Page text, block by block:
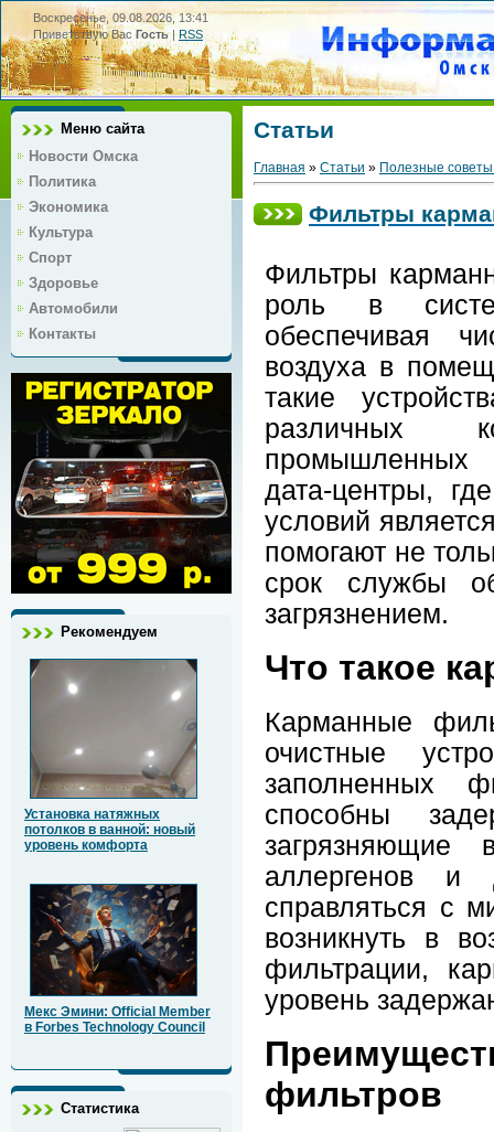
Воскресенье, 09.08.2026, 13:41
Приветствую Вас Гость|RSS
Меню сайта
Новости Омска
Политика
Экономика
Культура
Спорт
Здоровье
Автомобили
Контакты
Рекомендуем
Установка натяжных
потолков в ванной: новый
уровень комфорта
Мекс Эмини: Official Member
в Forbes Technology Council
Статистика
Статьи
Главная » Статьи » Полезные
Фильтры
Фильтры
роль в
обеспечивая
воздуха в
такие
различных
промышленных
дата-центры,
условий
помогают не
срок службы
загрязнением.
Что такое
Карманные
очистные
заполненных
способны
аллергенов и
справляться с
возникнуть в
фильтрации,
уровень
фильтров